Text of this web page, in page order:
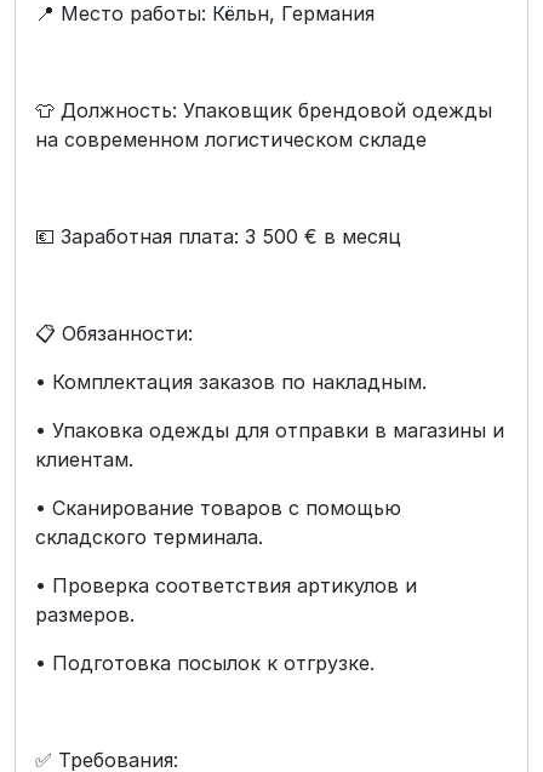
📍 Место работы: Кёльн, Германия
👕 Должность: Упаковщик брендовой одежды
на современном логистическом складе
💶 Заработная плата: 3 500 € в месяц
📋 Обязанности:
• Комплектация заказов по накладным.
• Упаковка одежды для отправки в магазины и
клиентам.
• Сканирование товаров с помощью
складского терминала.
• Проверка соответствия артикулов и
размеров.
• Подготовка посылок к отгрузке.
✅ Требования: